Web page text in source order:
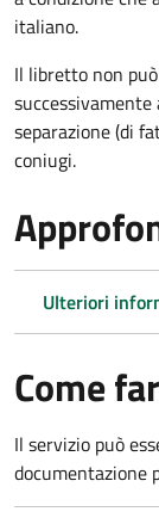
italiano.
Il libretto non
separazione (di
coniugi.
Ulteriori
Come
Il servizio può
documentazione